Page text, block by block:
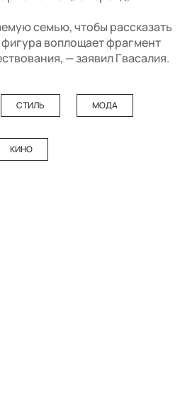
семью, чтобы рассказать
воплощает фрагмент
— заявил Гвасалия.
СТИЛЬ МОДА
КИНО